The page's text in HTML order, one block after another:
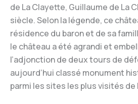
de La Clayette, Guillaume de La
siècle. Selon la légende, ce
résidence du baron et de sa
le château a été agrandi et
l’adjonction de deux tours de
aujourd’hui classé monument
parmi les sites les plus visités de